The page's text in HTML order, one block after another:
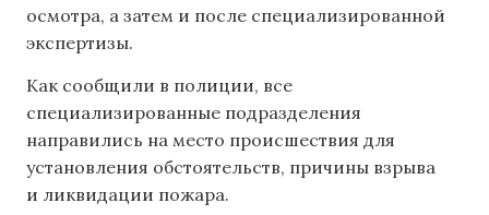
осмотра, а затем и после специализированной
экспертизы.
Как сообщили в полиции, все
специализированные подразделения
направились на место происшествия для
установления обстоятельств, причины взрыва
и ликвидации пожара.